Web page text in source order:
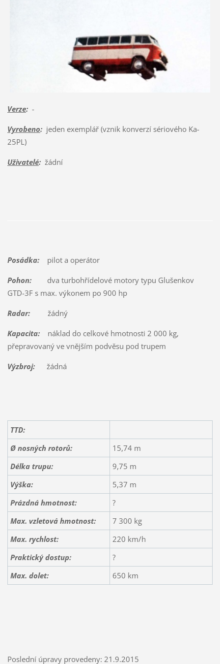
Verze:-
Vyrobeno:jeden exemplář (vznik konverzí sériového Ka-
25PL)
Uživatelé:žádní
Posádka:pilot a operátor
Pohon:dva turbohřídelové motory typu Glušenkov
GTD-3F s max. výkonem po 900 hp
Radar:žádný
Kapacita:náklad do celkové hmotnosti 2 000 kg,
přepravovaný ve vnějším podvěsu pod trupem
Výzbroj:žádná
TTD:
Ø nosných rotorů:
15,74 m
Délka trupu:
9,75 m
Výška:
5,37 m
Prázdná hmotnost:
?
Max. vzletová hmotnost:
7 300 kg
Max. rychlost:
220 km/h
Praktický dostup:
?
Max. dolet:
650 km
Poslední úpravy provedeny: 21.9.2015